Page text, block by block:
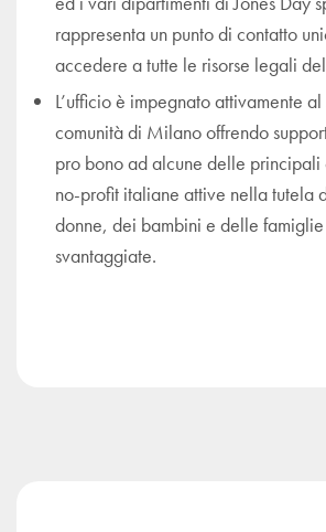
rappresenta un punto di contatto
accedere a tutte le risorse legali
L’ufficio è impegnato attivamente
comunità di Milano offrendo
pro bono ad alcune delle
no-profit italiane attive nella tutela
donne, dei bambini e delle
svantaggiate.